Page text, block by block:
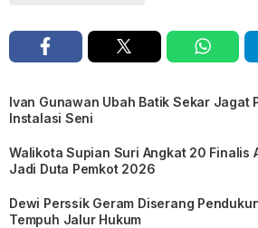
Ivan Gunawan Ubah Batik Sekar Jagat
Instalasi Seni
Walikota Supian Suri Angkat 20 Finalis
Jadi Duta Pemkot 2026
Dewi Perssik Geram Diserang
Tempuh Jalur Hukum